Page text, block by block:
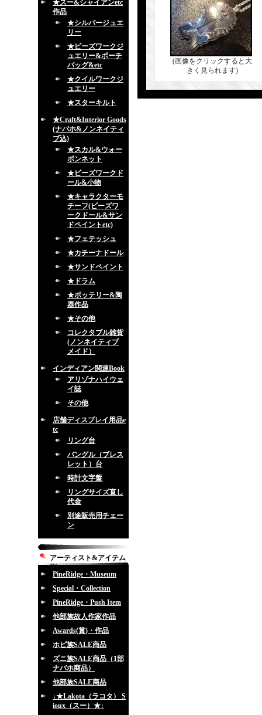
★スー&シャイアンetc
作品
★シルバージュエ
リー
★ビーズワークジ
ュエリー&ポーチ
バッグ&etc
★クイルワークジ
ュエリー
★スターキルト
★Craft&Interior Goods
(ナバホ&ノンネイティ
ブ込)
★スカル&ウォー
ボンネット
★ビーズワークド
ール&小物
★キャラクターモ
チーフ(ビーズワ
ークドール&サン
ドペイントetc)
★フェテッシュ
★カチーナドール
★サンドペイント
★ドラム
★ポッテリー&陶
器作品
★その他
コレクタブル雑貨
(ノンネイティブ
メイド）
インディアン関連Book
アリゾナハイウェ
イ誌
その他
店舗ディスプレイ用品e
tc
リング台
バングル（ブレス
レット）台
時計文字盤
リングサイズ直し
代金
別途販売用チェー
ン
アーティスト&アイテム
別
PineRidge・Museum
Special・Collection
PineRidge・Push Item
他部族故人作家作品
Awards(賞)・作品
ホピ族SALE商品
ズニ族SALE商品（1部
ナバホ商品）
他部族SALE商品
↓★Lakota（ラコタ） S
ioux（スー）★↓
(画像をクリックすると大
きく見られます)